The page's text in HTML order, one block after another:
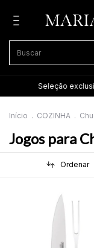
exclusiva de
Início . COZINHA .
Jogos para
Ordenar